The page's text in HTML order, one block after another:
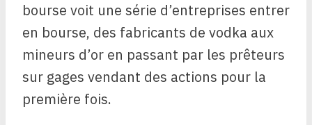
bourse voit une série d’entreprises entrer
en bourse, des fabricants de vodka aux
mineurs d’or en passant par les prêteurs
sur gages vendant des actions pour la
première fois.